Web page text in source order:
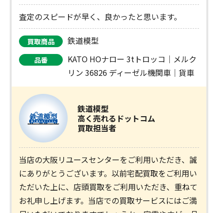
査定のスピードが早く、良かったと思います。
買取商品 鉄道模型
品番
KATO HOナロー 3tトロッコ｜メルク
リン 36826 ディーゼル機関車｜貨車
鉄道模型
高く売れるドットコム
買取担当者
当店の大阪リユースセンターをご利用いただき、誠
にありがとうございます。以前宅配買取をご利用い
ただいた上に、店頭買取をご利用いただき、重ねて
お礼申し上げます。当店での買取サービスにはご満